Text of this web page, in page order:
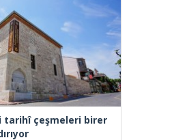
tarihî çeşmeleri birer